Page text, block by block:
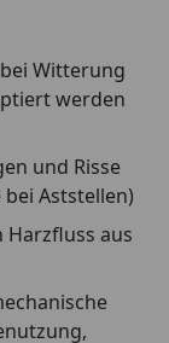
Witterung
werden
und Risse
Aststellen)
aus